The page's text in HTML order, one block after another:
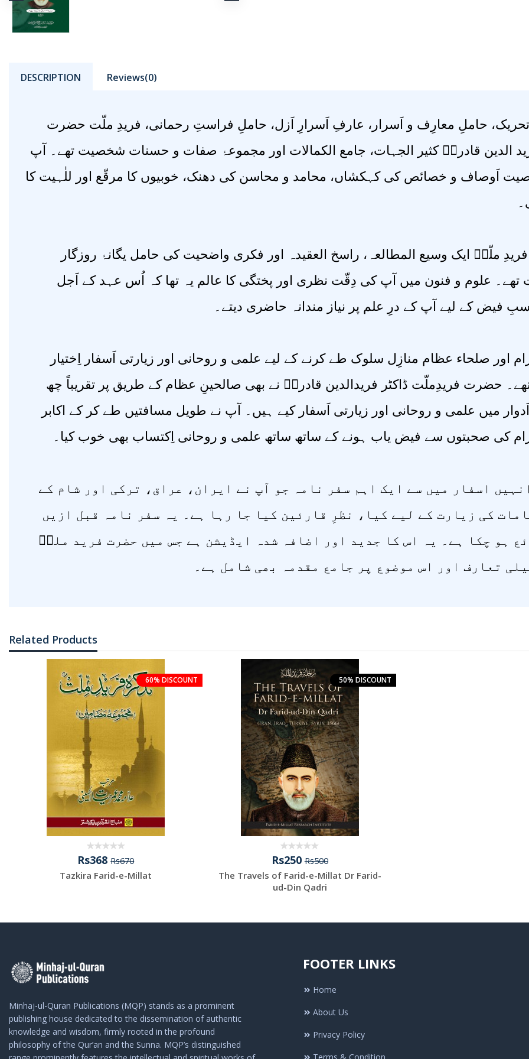
DESCRIPTION Reviews(0)
حاملِ معارِف و اَسرار، عارفِ اَسرارِ اَزل، حاملِ فراستِ رحمانی، فریدِ ملّت حضرت
الدین قادریؒ کثیر الجہات، جامع الکمالات اور مجموعۂ صفات و حسنات شخصیت تھے۔ آپ
اَوصاف و خصائص کی کہکشاں، محامد و محاسن کی دھنک، خوبیوں کا مرقّع اور للٰہیت کا
ملّتؒ ایک وسیع المطالعہ، راسخ العقیدہ اور فکری واضحیت کی حامل یگانۂ روزگار
علوم و فنون میں آپ کی دِقّت نظری اور پختگی کا عالم یہ تھا کہ اُس عہد کے اَجل
فیض کے لیے آپ کے درِ علم پر نیاز مندانہ حاضری دیتے۔
اور صلحاء عظام منازِل سلوک طے کرنے کے لیے علمی و روحانی اور زیارتی اَسفار اِختیار
حضرت فریدِملّت ڈاکٹر فریدالدین قادریؒ نے بھی صالحینِ عظام کے طریق پر تقریباً چھ
میں علمی و روحانی اور زیارتی اَسفار کیے ہیں۔ آپ نے طویل مسافتیں طے کر کے اکابر
کرام کی صحبتوں سے فیض یاب ہونے کے ساتھ ساتھ علمی و روحانی اِکتساب بھی خوب کیا۔
اسفار ميں سے ایک اہم سفر نامہ جو آپ نے ایران، عراق، ترکی اور شام کے
کی زیارت کے لیے کیا، نظرِ قارئین کیا جا رہا ہے۔ یہ سفر نامہ قبل ازیں
ہو چکا ہے۔ یہ اس کا جدید اور اضافہ شدہ ایڈیشن ہے جس میں حضرت فرید ملتؒ
تعارف اور اس موضوع پر جامع مقدمہ بھی شامل ہے۔
Related Products
60% DISCOUNT
Rs368Rs670
Tazkira Farid-e-Millat
50% DISCOUNT
Rs250Rs500
The Travels of Farid-e-Millat Dr Farid-
ud-Din Qadri
Minhaj-ul-Quran Publications (MQP) stands as a prominent
publishing house dedicated to the dissemination of authentic
knowledge and wisdom, firmly rooted in the profound
philosophy of the Qur’an and the Sunna. MQP’s distinguished
FOOTER LINKS
Home
About Us
Privacy Policy
Terms & Condition